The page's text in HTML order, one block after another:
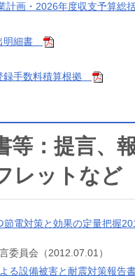
計画・2026年度収支予算総
明細書
録手数料積算根拠
等：提言、
レットなど
節電対策と効果の定量把握
委員会（2012.07.01）
る設備被害と耐震対策報告